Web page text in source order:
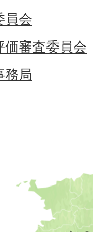
員会
価審査委員会
務局